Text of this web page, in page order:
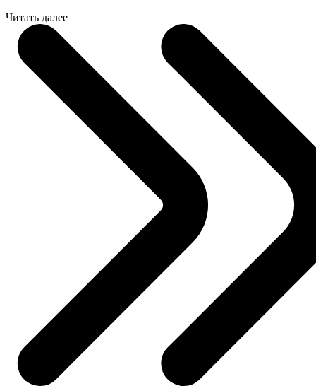
Читать далее